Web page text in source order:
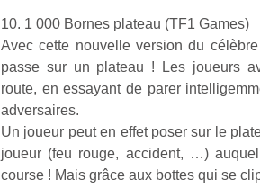
10. 1 000 Bornes plateau (TF1 Games)
Avec cette nouvelle version du
passe sur un plateau ! Les joueurs
route, en essayant de parer
adversaires.
Un joueur peut en effet poser sur le
joueur (feu rouge, accident, …)
course ! Mais grâce aux bottes qui se